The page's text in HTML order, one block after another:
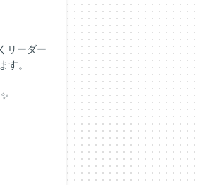
リーダー
す。